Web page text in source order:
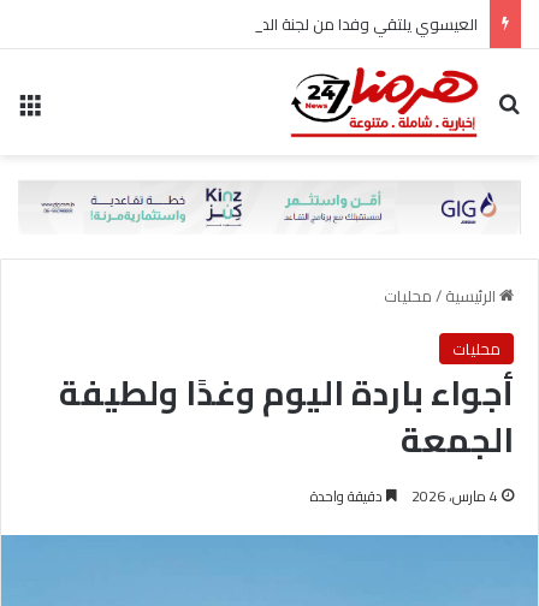
بحث عن
الرئيسية/محليات
محليات
أجواء باردة اليوم وغدًا ولطيفة
الجمعة
4 مارس، 2026 دقيقة واحدة